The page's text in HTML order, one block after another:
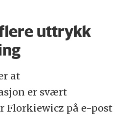
uttrykk
at
er svært
Florkiewicz på e-post